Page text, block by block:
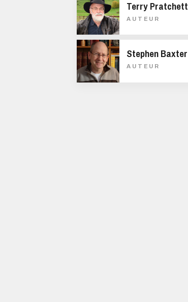
Terry Pratchett
AUTEUR
Stephen Baxter
AUTEUR